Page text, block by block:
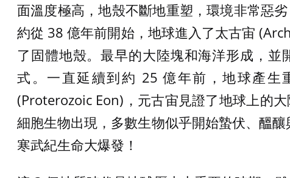
面溫度極高，地殼不斷地重塑，環境非常惡
約從 38 億年前開始，地球進入了太古宙
了固體地殼。最早的大陸塊和海洋形成，
式。一直延續到約 25 億年前，地球產生
(Proterozoic Eon)，元古宙見證了地球上的
細胞生物出現，多數生物似乎開始蟄伏、醞
寒武紀生命大爆發！